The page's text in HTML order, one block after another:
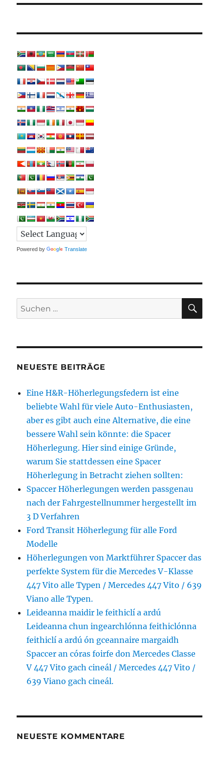
Powered by Translate
Suchen
nach:
NEUESTE BEITRÄGE
Eine H&R-Höherlegungsfedern ist eine
beliebte Wahl für viele Auto-Enthusiasten,
aber es gibt auch eine Alternative, die eine
bessere Wahl sein könnte: die Spacer
Höherlegung. Hier sind einige Gründe,
warum Sie stattdessen eine Spacer
Höherlegung in Betracht ziehen sollten:
Spaccer Höherlegungen werden passgenau
nach der Fahrgestellnummer hergestellt im
3 D Verfahren
Ford Transit Höherlegung für alle Ford
Modelle
Höherlegungen von Marktführer Spaccer das
perfekte System für die Mercedes V-Klasse
447 Vito alle Typen / Mercedes 447 Vito / 639
Viano alle Typen.
Leideanna maidir le feithiclí a ardú
Leideanna chun ingearchlónna feithiclónna
feithiclí a ardú ón gceannaire margaidh
Spaccer an córas foirfe don Mercedes Classe
V 447 Vito gach cineál / Mercedes 447 Vito /
639 Viano gach cineál.
NEUESTE KOMMENTARE